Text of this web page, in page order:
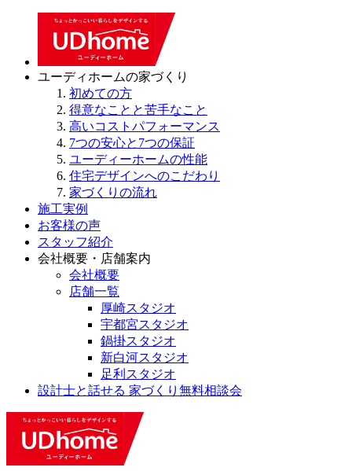
ユーディホームの家づくり
初めての方
得意なことと苦手なこと
高いコストパフォーマンス
7つの安心と7つの保証
ユーディーホームの性能
住宅デザインへのこだわり
家づくりの流れ
施工実例
お客様の声
スタッフ紹介
会社概要・店舗案内
会社概要
店舗一覧
厚崎スタジオ
宇都宮スタジオ
鍋掛スタジオ
新白河スタジオ
足利スタジオ
設計士と話せる 家づくり無料相談会